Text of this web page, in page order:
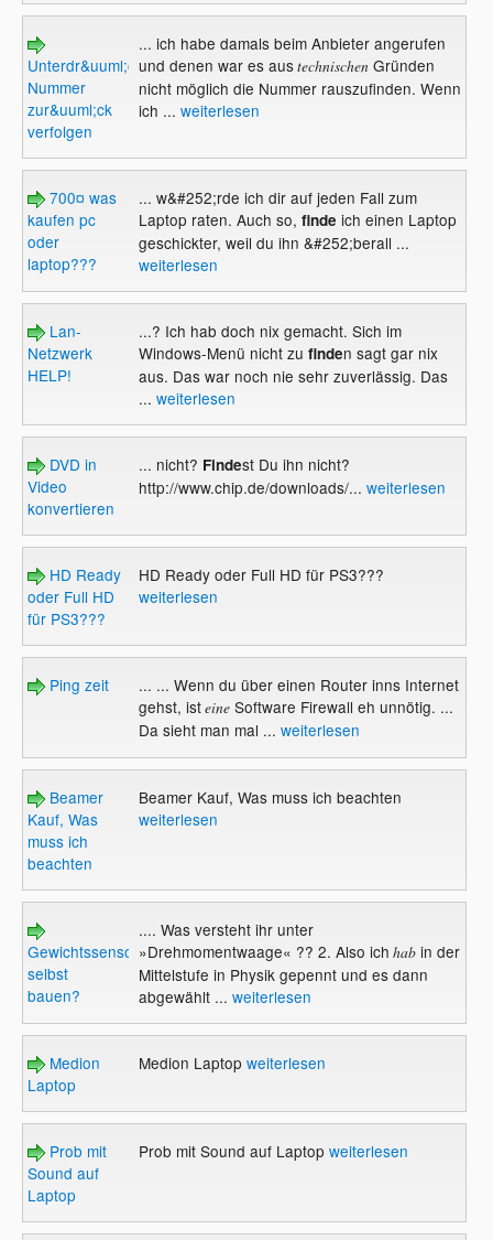
Unterdr&uuml;ckte
Nummer
zur&uuml;ck
verfolgen
... ich habe damals beim Anbieter angerufen
und denen war es austechnischenGründen
nicht möglich die Nummer rauszufinden. Wenn
ich ... weiterlesen
700¤ was
kaufen pc
oder
laptop???
... w&#252;rde ich dir auf jeden Fall zum
Laptop raten. Auch so, finde ich einen Laptop
geschickter, weil du ihn &#252;berall ...
weiterlesen
Lan-
Netzwerk
HELP!
...? Ich hab doch nix gemacht. Sich im
Windows-Menü nicht zu finden sagt gar nix
aus. Das war noch nie sehr zuverlässig. Das
... weiterlesen
DVD in
Video
konvertieren
... nicht? Findest Du ihn nicht?
http://www.chip.de/downloads/... weiterlesen
HD Ready
oder Full HD
für PS3???
HD Ready oder Full HD für PS3???
weiterlesen
Ping zeit
... ... Wenn du über einen Router inns Internet
gehst, isteineSoftware Firewall eh unnötig. ...
Da sieht man mal ... weiterlesen
Beamer
Kauf, Was
muss ich
beachten
Beamer Kauf, Was muss ich beachten
weiterlesen
Gewichtssensor
selbst
bauen?
.... Was versteht ihr unter
»Drehmomentwaage« ?? 2. Also ich habin der
Mittelstufe in Physik gepennt und es dann
abgewählt ... weiterlesen
Medion
Laptop
Medion Laptop weiterlesen
Prob mit
Sound auf
Laptop
Prob mit Sound auf Laptop weiterlesen